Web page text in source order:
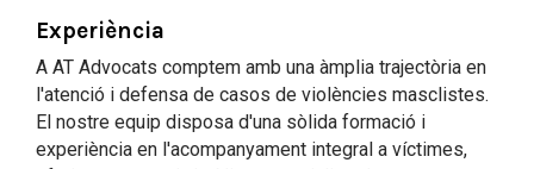
Experiència
A AT Advocats comptem amb una àmplia trajectòria en
l'atenció i defensa de casos de violències masclistes.
El nostre equip disposa d'una sòlida formació i
experiència en l'acompanyament integral a víctimes,